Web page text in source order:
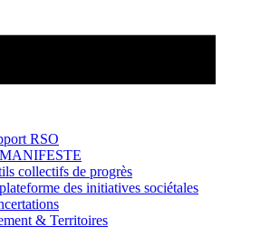
RSO
collectifs de progrès
des initiatives sociétales
& Territoires